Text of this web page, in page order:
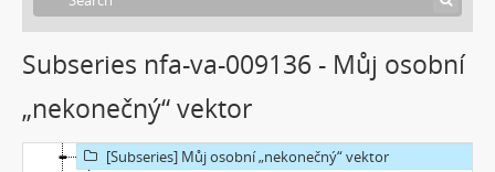
Subseries nfa-va-009136 - Můj osobní
„nekonečný“ vektor
[Subseries] Květomluva
[Subseries] Prohnutá dlažba
[Subseries] Už nikdy tenhle balvan
[Subseries] Hranice – otázka bez odpovědi
[Subseries] Můj osobní „nekonečný“ vektor